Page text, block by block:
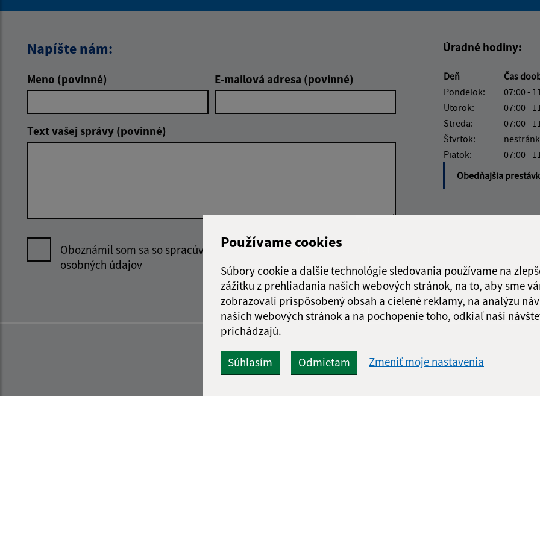
Používame cookies
Súbory cookie a ďalšie technológie sledovania používame na
zážitku z prehliadania našich webových stránok, na to, aby sme
zobrazovali prispôsobený obsah a cielené reklamy, na analýzu
našich webových stránok a na pochopenie toho, odkiaľ naši
prichádzajú.
Súhlasím Odmietam Zmeniť moje nastavenia
Napíšte nám:
Meno (povinné) E-mailová adresa (povinné)
Text vašej správy (povinné)
Oboznámil som sa sospracúvaním
osobných údajov
Google reCaptcha Response
Odoslať správu
Úradné hodiny:
Deň
Čas
Pondelok:
07:00 -
Utorok:
07:00 -
Streda:
07:00 -
Štvrtok:
Piatok:
07:00 -
Obedňajšia